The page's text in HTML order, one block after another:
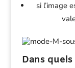
si l’image
Dans